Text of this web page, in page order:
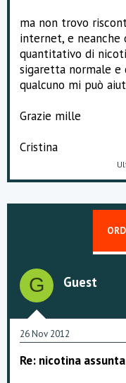
ma non trovo
internet, e
quantitativo di
sigaretta normale e
qualcuno mi può
Grazie mille
Cristina
G Guest
26 Nov 2012
Re: nicotina assunta